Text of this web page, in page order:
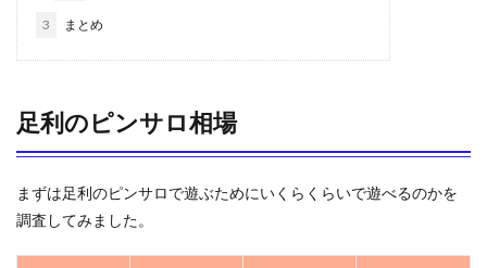
3 まとめ
足利のピンサロ相場
まずは足利のピンサロで遊ぶためにいくらくらいで遊べるのかを
調査してみました。